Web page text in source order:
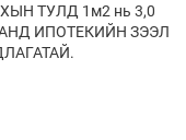
ТУЛД 1м2 нь 3,0
ИПОТЕКИЙН ЗЭЭЛ